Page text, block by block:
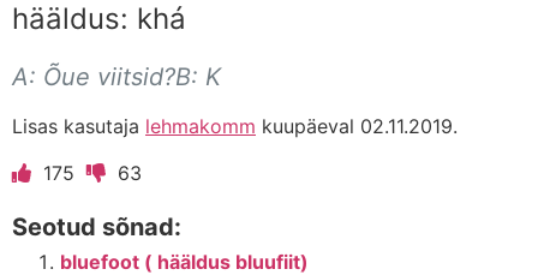
hääldus: khá
A: Õue viitsid?B: K
Lisas kasutaja lehmakomm kuupäeval 02.11.2019.
175
63
Seotud sõnad:
bluefoot ( hääldus bluufiit)